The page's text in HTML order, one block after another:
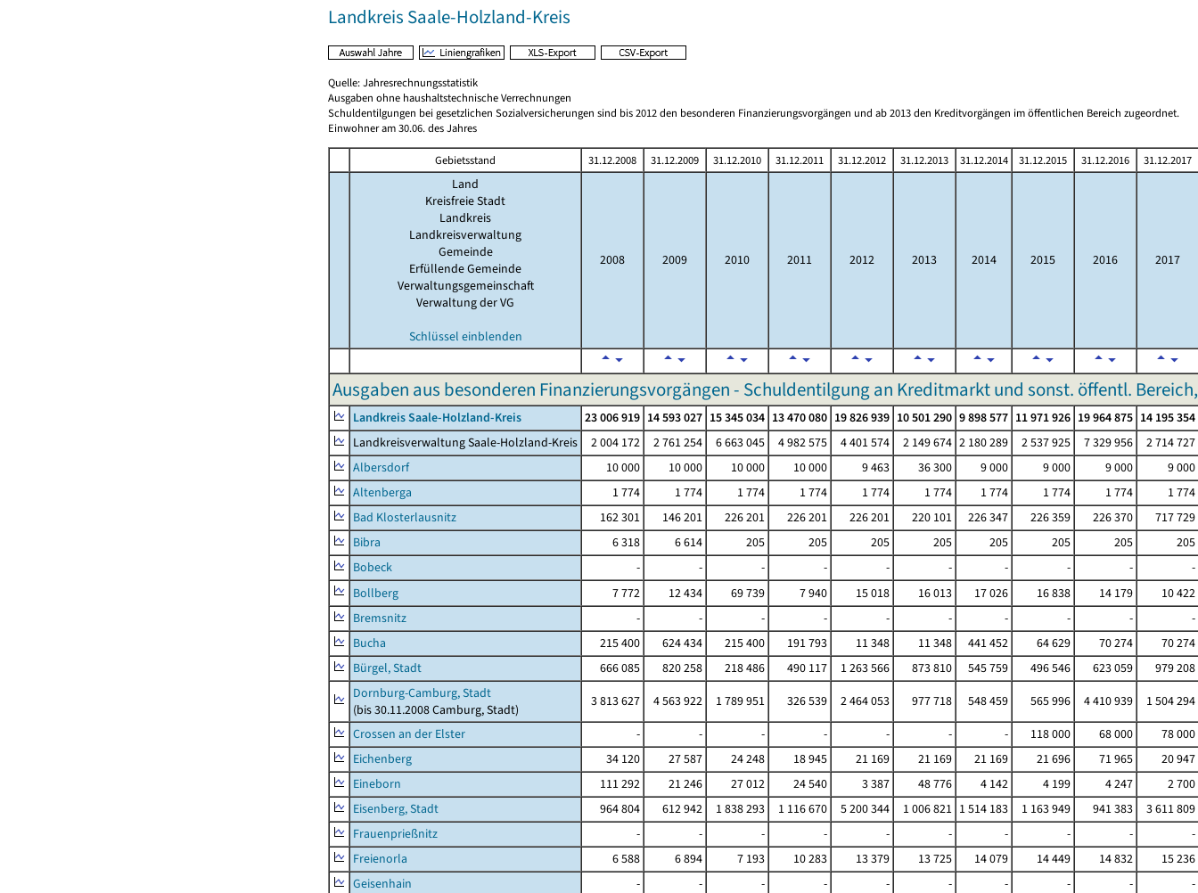
Landkreis Saale-Holzland-Kreis
Quelle: Jahresrechnungsstatistik
Ausgaben ohne haushaltstechnische Verrechnungen
Schuldentilgungen bei gesetzlichen Sozialversicherungen sind bis 2012 den besonderen Finanzierungsvorgängen und ab 2013 den Kreditvorgängen im öffentlichen Bereich zugeordnet.
Einwohner am 30.06. des Jahres
Gebietsstand 31.12.2008 31.12.2009 31.12.2010 31.12.2011 31.12.2012 31.12.2013 31.12.2014 31.12.2015 31.12.2016 31.12.2017
Land
Kreisfreie Stadt
Landkreis
Landkreisverwaltung
Gemeinde
Erfüllende Gemeinde
Verwaltungsgemeinschaft
Verwaltung der VG
Schlüssel einblenden
2008 2009 2010 2011 2012 2013 2014 2015 2016 2017
Ausgaben aus besonderen Finanzierungsvorgängen - Schuldentilgung an Kreditmarkt und sonst. öffentl.
Landkreis Saale-Holzland-Kreis 23 006 919 14 593 027 15 345 034 13 470 080 19 826 939 10 501 290 9 898 577 11 971 926 19 964 875 14 195 354
Landkreisverwaltung Saale-Holzland-Kreis
2 004 172 2 761 254 6 663 045 4 982 575 4 401 574 2 149 674 2 180 289 2 537 925 7 329 956
2 714 727
Albersdorf
10 000 10 000 10 000 10 000 9 463 36 300 9 000 9 000 9 000
9 000
Altenberga
1 774 1 774 1 774 1 774 1 774 1 774 1 774 1 774 1 774
1 774
Bad Klosterlausnitz
162 301 146 201 226 201 226 201 226 201 220 101 226 347 226 359 226 370
717 729
Bibra
6 318 6 614 205 205 205 205 205 205 205
205
Bobeck
- - - - - - - - -
-
Bollberg
7 772 12 434 69 739 7 940 15 018 16 013 17 026 16 838 14 179
10 422
Bremsnitz
- - - - - - - - -
-
Bucha
215 400 624 434 215 400 191 793 11 348 11 348 441 452 64 629 70 274
70 274
Bürgel, Stadt
666 085 820 258 218 486 490 117 1 263 566 873 810 545 759 496 546 623 059
979 208
Dornburg-Camburg, Stadt
(bis 30.11.2008 Camburg, Stadt)
3 813 627 4 563 922 1 789 951 326 539 2 464 053 977 718 548 459 565 996 4 410 939
1 504 294
Crossen an der Elster
- - - - - - - 118 000 68 000
78 000
Eichenberg
34 120 27 587 24 248 18 945 21 169 21 169 21 169 21 696 71 965
20 947
Eineborn
111 292 21 246 27 012 24 540 3 387 48 776 4 142 4 199 4 247
2 700
Eisenberg, Stadt
964 804 612 942 1 838 293 1 116 670 5 200 344 1 006 821 1 514 183 1 163 949 941 383
3 611 809
Frauenprießnitz
- - - - - - - - -
-
Freienorla
6 588 6 894 7 193 10 283 13 379 13 725 14 079 14 449 14 832
15 236
Geisenhain
- - - - - - - - -
-